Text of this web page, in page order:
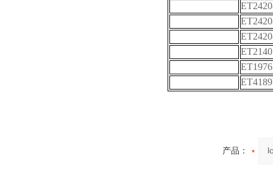
产品：